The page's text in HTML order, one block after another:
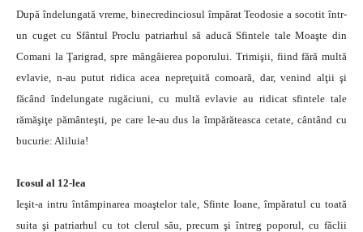
După îndelungată vreme, binecredinciosul împărat Teodosie a socotit într-
un cuget cu Sfântul Proclu patriarhul să aducă Sfintele tale Moaşte din
Comani la Ţarigrad, spre mângâierea poporului. Trimişii, fiind fără multă
evlavie, n-au putut ridica acea nepreţuită comoară, dar, venind alţii şi
făcând îndelungate rugăciuni, cu multă evlavie au ridicat sfintele tale
rămăşiţe pământeşti, pe care le-au dus la împărăteasca cetate, cântând cu
bucurie: Aliluia!
Icosul al 12-lea
Ieşit-a intru întâmpinarea moaştelor tale, Sfinte Ioane, împăratul cu toată
suita şi patriarhul cu tot clerul său, precum şi întreg poporul, cu făclii